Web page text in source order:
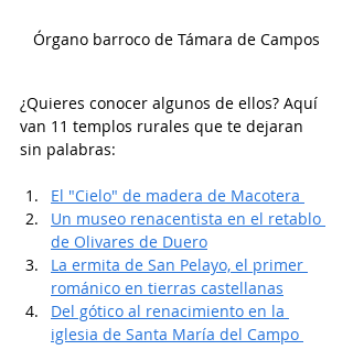
Órgano barroco de Támara de Campos
¿Quieres conocer algunos de ellos? Aquí
van 11 templos rurales que te dejaran
sin palabras:
El "Cielo" de madera de Macotera
Un museo renacentista en el retablo
de Olivares de Duero
La ermita de San Pelayo, el primer
románico en tierras castellanas
Del gótico al renacimiento en la
iglesia de Santa María del Campo